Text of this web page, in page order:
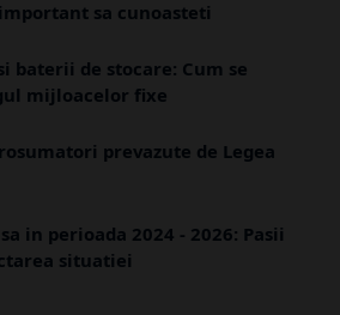
sa cunoasteti
baterii de stocare: Cum se
mijloacelor fixe
prevazute de Legea
in perioada 2024 - 2026: Pasii
situatiei